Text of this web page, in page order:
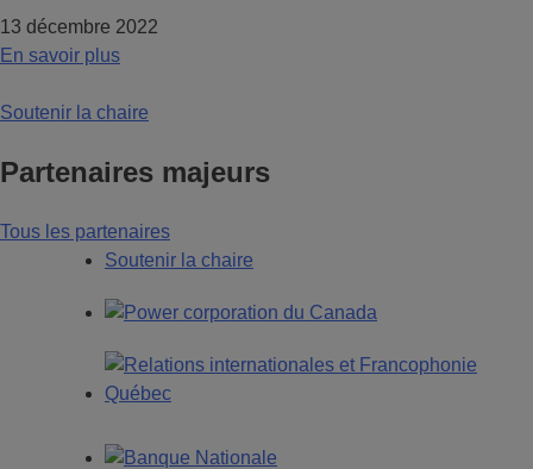
13 décembre 2022
En savoir plus
Soutenir la chaire
Partenaires majeurs
Tous les partenaires
Soutenir la chaire